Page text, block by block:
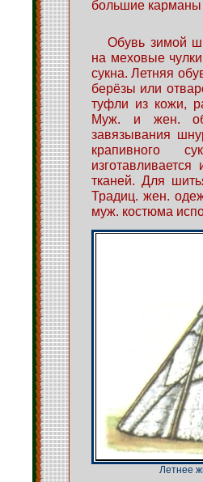
большие карманы
Обувь зимой
на меховые
сукна. Летняя
берёзы или
туфли из кожи,
Муж. и жен.
завязывания
крапивного
тканей. Для
Традиц. жен.
муж. костюма
Летнее